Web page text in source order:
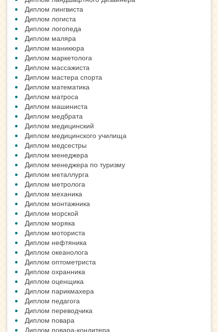
Диплом лингвиста
Диплом логиста
Диплом логопеда
Диплом маляра
Диплом маникюра
Диплом маркетолога
Диплом массажиста
Диплом мастера спорта
Диплом математика
Диплом матроса
Диплом машиниста
Диплом медбрата
Диплом медицинский
Диплом медицинского училища
Диплом медсестры
Диплом менеджера
Диплом менеджера по туризму
Диплом металлурга
Диплом метролога
Диплом механика
Диплом монтажника
Диплом морской
Диплом моряка
Диплом моториста
Диплом нефтяника
Диплом океанолога
Диплом оптометриста
Диплом охранника
Диплом оценщика
Диплом парикмахера
Диплом педагога
Диплом переводчика
Диплом повара
Диплом повара-кондитера